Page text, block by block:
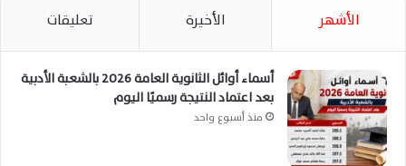
الأشهر الأخيرة تعليقات
أسماء أوائل الثانوية العامة 2026 بالشعبة الأدبية
بعد اعتماد النتيجة رسميًا اليوم
منذ أسبوع واحد